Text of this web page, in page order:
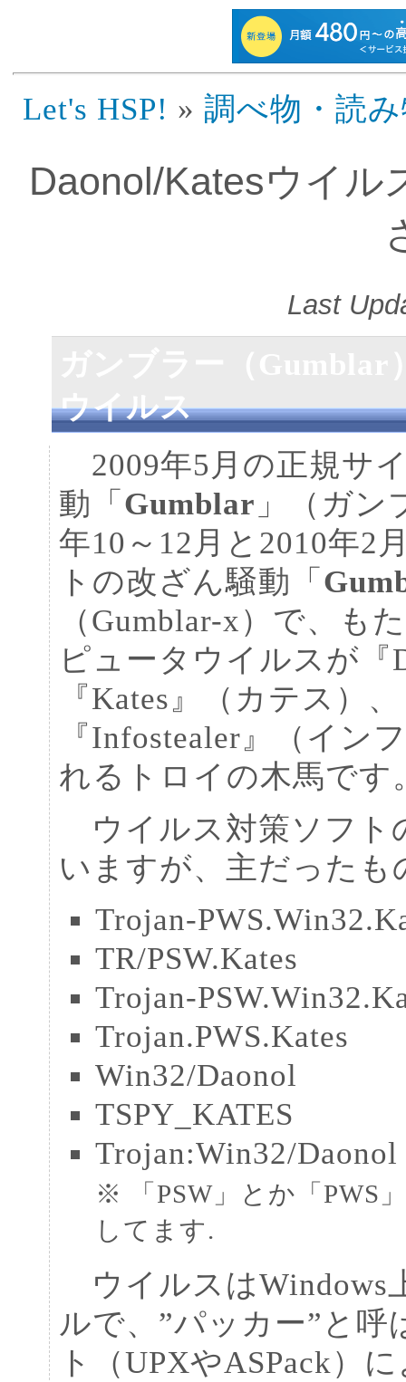
Let's HSP! » 調べ物・読
Daonol/Katesウイル
Last
ウイルス
2009年5月の正規サ
動「 Gumblar 」（ガン
年10～12月と2010年2
トの改ざん騒動「
（Gumblar-x）で、も
ピュータウイルスが
『Kates』（カテス）
『Infostealer』（イン
れるトロイの木馬です
ウイルス対策ソフト
いますが、主だった
Trojan-
TR/PSW.Kates
Trojan-
Trojan.PWS.Kates
Win32/Daonol
TSPY_KATES
Trojan:Win32/Daonol
※ 「PSW」とか「PWS
してます.
ウイルスはWindows
ルで、”パッカー”と
ト（UPXやASPack）